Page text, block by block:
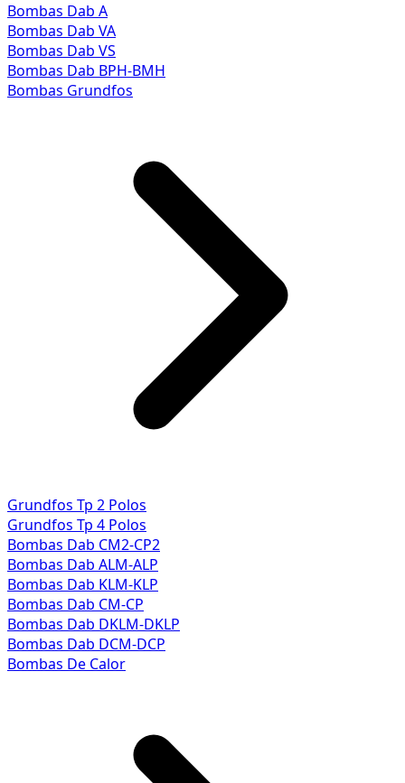
Bombas Dab A
Bombas Dab VA
Bombas Dab VS
Bombas Dab BPH-BMH
Bombas Grundfos
Grundfos Tp 2 Polos
Grundfos Tp 4 Polos
Bombas Dab CM2-CP2
Bombas Dab ALM-ALP
Bombas Dab KLM-KLP
Bombas Dab CM-CP
Bombas Dab DKLM-DKLP
Bombas Dab DCM-DCP
Bombas De Calor